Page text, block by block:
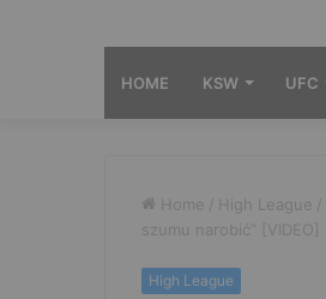
HOME KSW UFC
Home / High League /
szumu narobić” [VIDEO]
High League